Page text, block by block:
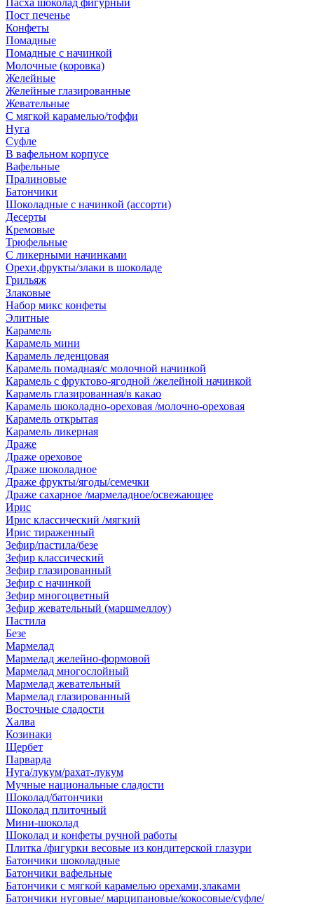
Пасха шоколад фигурный
Пост печенье
Конфеты
Помадные
Помадные с начинкой
Молочные (коровка)
Желейные
Желейные глазированные
Жевательные
С мягкой карамелью/тоффи
Нуга
Суфле
В вафельном корпусе
Вафельные
Пралиновые
Батончики
Шоколадные с начинкой (ассорти)
Десерты
Кремовые
Трюфельные
С ликерными начинками
Орехи,фрукты/злаки в шоколаде
Грильяж
Злаковые
Набор микс конфеты
Элитные
Карамель
Карамель мини
Карамель леденцовая
Карамель помадная/с молочной начинкой
Карамель с фруктово-ягодной /желейной начинкой
Карамель глазированная/в какао
Карамель шоколадно-ореховая /молочно-ореховая
Карамель открытая
Карамель ликерная
Драже
Драже ореховое
Драже шоколадное
Драже фрукты/ягоды/семечки
Драже сахарное /мармеладное/освежающее
Ирис
Ирис классический /мягкий
Ирис тираженный
Зефир/пастила/безе
Зефир классический
Зефир глазированный
Зефир с начинкой
Зефир многоцветный
Зефир жевательный (маршмеллоу)
Пастила
Безе
Мармелад
Мармелад желейно-формовой
Мармелад многослойный
Мармелад жевательный
Мармелад глазированный
Восточные сладости
Халва
Козинаки
Щербет
Парварда
Нуга/лукум/рахат-лукум
Мучные национальные сладости
Шоколад/батончики
Шоколад плиточный
Мини-шоколад
Шоколад и конфеты ручной работы
Плитка /фигурки весовые из кондитерской глазури
Батончики шоколадные
Батончики вафельные
Батончики с мягкой карамелью орехами,злаками
Батончики нуговые/ марципановые/кокосовые/суфле/